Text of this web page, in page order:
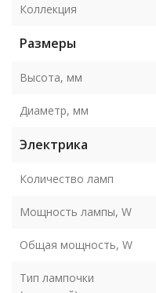
Коллекция
Размеры
Высота, мм
Диаметр, мм
Электрика
Количество ламп
Мощность лампы, W
Общая мощность, W
Тип лампочки